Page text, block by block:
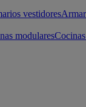
vestidores
modulares